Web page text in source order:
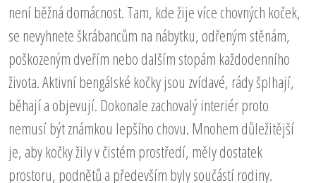
není běžná domácnost. Tam, kde žije více chovných koček,
se nevyhnete škrábancům na nábytku, odřeným stěnám,
poškozeným dveřím nebo dalším stopám každodenního
života. Aktivní bengálské kočky jsou zvídavé, rády šplhají,
běhají a objevují. Dokonale zachovalý interiér proto
nemusí být známkou lepšího chovu. Mnohem důležitější
je, aby kočky žily v čistém prostředí, měly dostatek
prostoru, podnětů a především byly součástí rodiny.